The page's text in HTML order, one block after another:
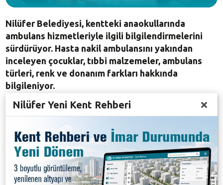
Nilüfer Belediyesi, kentteki anaokullarında
ambulans hizmetleriyle ilgili bilgilendirmelerini
sürdürüyor. Hasta nakil ambulansını yakından
inceleyen çocuklar, tıbbi malzemeler, ambulans
türleri, renk ve donanım farkları hakkında
bilgileniyor.
Nilüfer Belediyesi bünyesindeki hasta nakil
ambulansı, kent genelinde faaliyet gösteren
anaokullarına giderek, çocukların bu konuda
bilgilenmesine fırsat sunuyor. Özel Çamlıca
Anaokulu’nun 4, 5 ve 6 yaş grubu öğrencileri de, bu
Nilüfer Yeni Kent Rehberi